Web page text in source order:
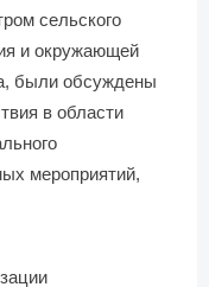
сельского
и окружающей
были обсуждены
в области
мероприятий,